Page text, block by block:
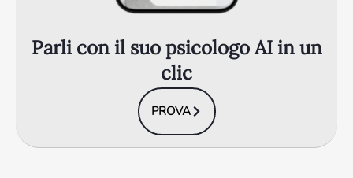
Parli con il suo psicologo AI in un
clic
PROVA